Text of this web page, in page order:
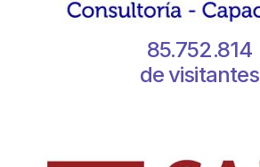
85.752.814
de visitantes